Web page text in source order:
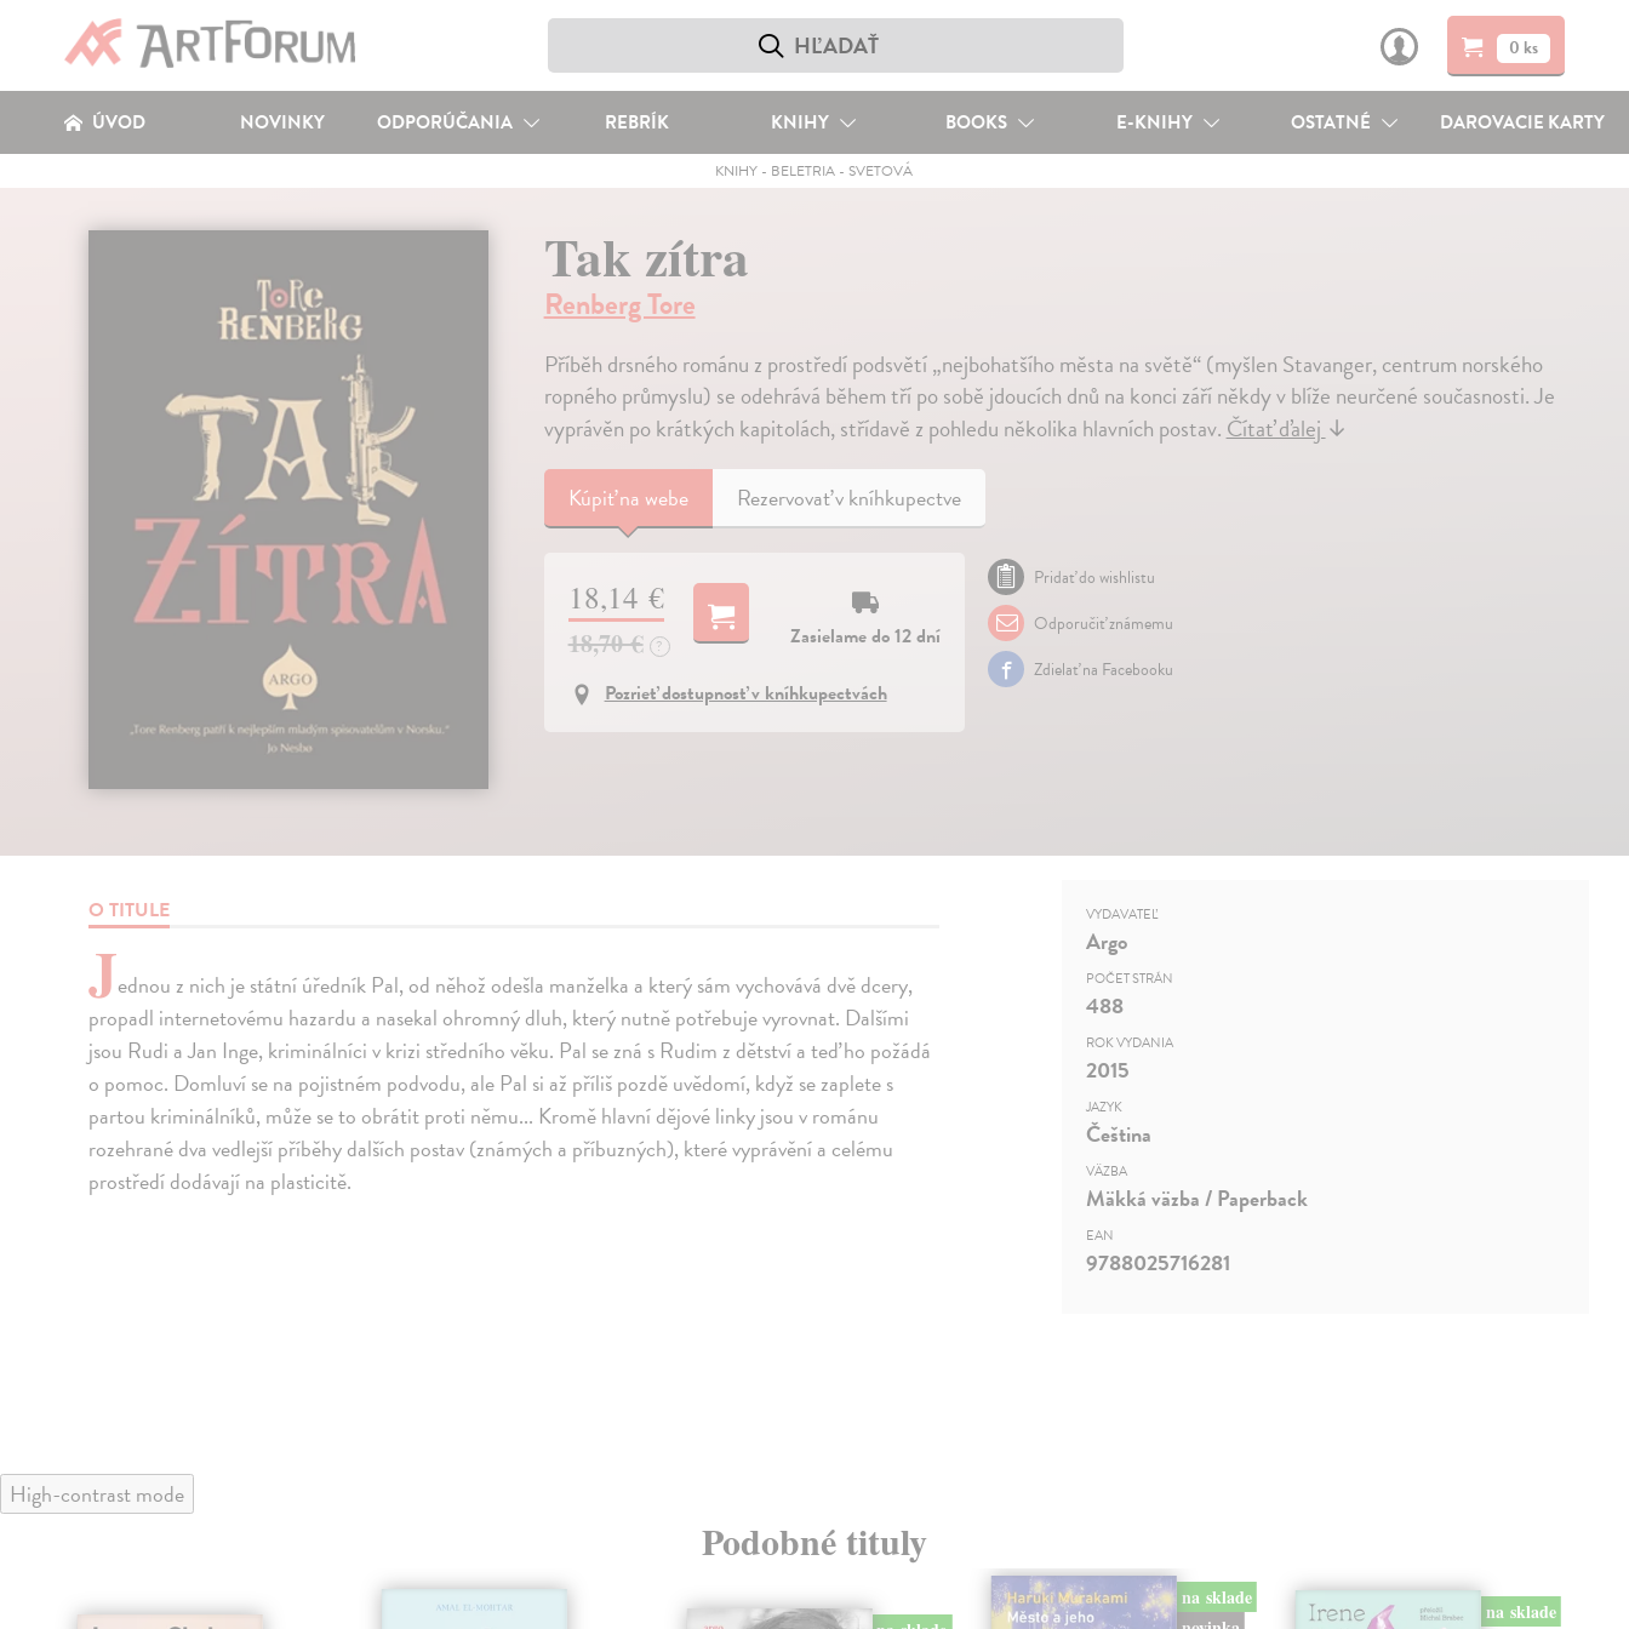
0 ks
ÚVOD NOVINKY ODPORÚČANIA REBRÍK KNIHY BOOKS E-KNIHY OSTATNÉ DAROVACIE KARTY
KNIHY - BELETRIA - SVETOVÁ
Tak zítra
Renberg Tore
Příběh drsného románu z prostředí podsvětí „nejbohatšího města na světě“ (myšlen Stavanger, centrum norského
ropného průmyslu) se odehrává během tří po sobě jdoucích dnů na konci září někdy v blíže neurčené současnosti. Je
vyprávěn po krátkých kapitolách, střídavě z pohledu několika hlavních postav.Čítať ďalej↓
Kúpiťna webe Rezervovať v kníhkupectve
18,14 €
18,70 € ?
Zasielame do 12 dní
Pozrieť dostupnosť v kníhkupectvách
Pridať do wishlistu
Odporučiť známemu
Zdielať na Facebooku
O TITULE
Jednou z nich je státní úředník Pal, od něhož odešla manželka a který sám vychovává dvě dcery,
propadl internetovému hazardu a nasekal ohromný dluh, který nutně potřebuje vyrovnat. Dalšími
jsou Rudi a Jan Inge, kriminálníci v krizi středního věku. Pal se zná s Rudim z dětství a teď ho požádá
o pomoc. Domluví se na pojistném podvodu, ale Pal si až příliš pozdě uvědomí, když se zaplete s
partou kriminálníků, může se to obrátit proti němu... Kromě hlavní dějové linky jsou v románu
rozehrané dva vedlejší příběhy dalších postav (známých a příbuzných), které vyprávění a celému
prostředí dodávají na plasticitě.
VYDAVATEĽ
Argo
POČET STRÁN
488
ROK VYDANIA
2015
JAZYK
Čeština
VÄZBA
Mäkká väzba / Paperback
EAN
9788025716281
High-contrast mode
Podobné tituly
na sklade
na sklade